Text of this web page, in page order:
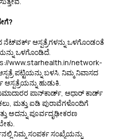
ನೆಟ್‌ವರ್ಕ್ ಆಸ್ಪತ್ರೆಗಳನ್ನು ಒಳಗೊಂಡಂತೆ
ಒಳಗೊಂಡಿದೆ.
www.starhealth.in/network-
ಪಟ್ಟಿಯನ್ನು ಬಳಸಿ. ನಿಮ್ಮ ನಿವಾಸದ
ಹುಡುಕಿ.
ಪಾನ್‌ಕಾರ್ಡ್, ಆಧಾರ್ ಕಾರ್ಡ್
ಮತ್ತು ಐಡಿ ಪುರಾವೆಗಳೊಂದಿಗೆ
ಅದನ್ನು ಪೂರ್ವದೃಢೀಕರಣ
ನಿಮ್ಮ ಸಂಪರ್ಕ ಸಂಖ್ಯೆಯನ್ನು